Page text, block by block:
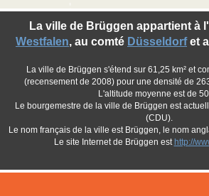
La ville de Brüggen appartient à
Westfalen, au comté Düsseldorfet
La ville de Brüggen s'étend sur 61,25 km² et
(recensement de 2008) pour une densité de
L'altitude moyenne est de
Le bourgemestre de la ville de Brüggen est
(CDU).
Le nom français de la ville est Brüggen, le nom
Le site Internet de Brüggen est http://